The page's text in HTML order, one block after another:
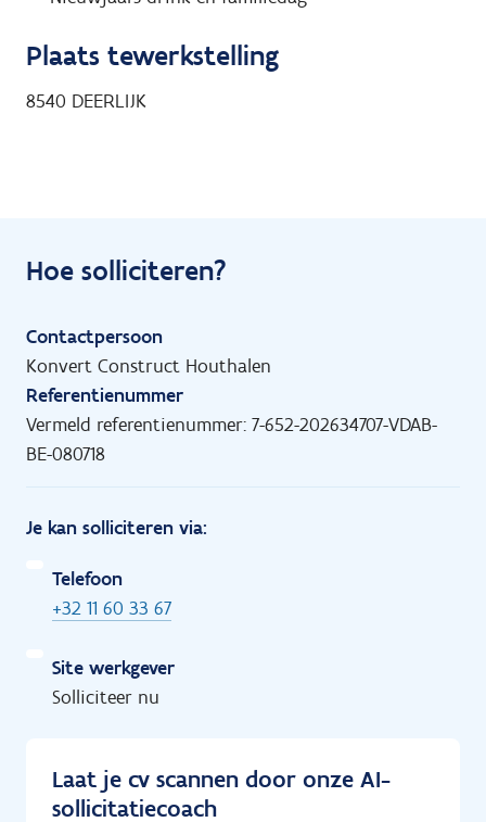
Plaats tewerkstelling
8540 DEERLIJK
Hoe solliciteren?
Contactpersoon
Konvert Construct Houthalen
Referentienummer
Vermeld referentienummer: 7-652-202634707-VDAB-
BE-080718
Je kan solliciteren via:
Telefoon
+32 11 60 33 67
Site werkgever
Solliciteer nu
Laat je cv scannen door onze AI-
sollicitatiecoach